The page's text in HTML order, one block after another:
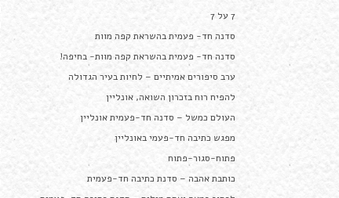
7 על 7
סדנה חד- פעמית בהשראת קפה מוות
סדנה חד- פעמית בהשראת קפה מוות- בחיפה!
ערב סיפורים אמיתיים – לחיות בעיר הגדולה
להפיח רוח בזכרון השואה, אונליין
העולם כמשל – סדנה חד-פעמית אונליין
מפגש כתיבה חד-פעמי באונליין
פתוח-סגור-פתוח
כותבת אהבה – סדנת כתיבה חד-פעמית